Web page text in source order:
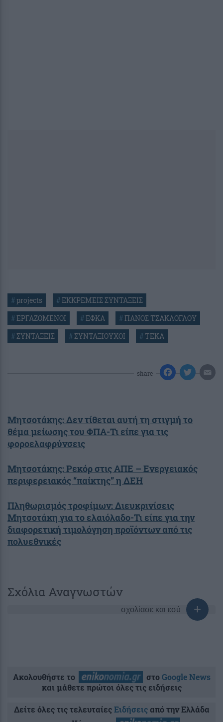
#projects #ΕΚΚΡΕΜΕΙΣ ΣΥΝΤΑΞΕΙΣ
#ΕΡΓΑΖΟΜΕΝΟΙ #ΕΦΚΑ #ΠΑΝΟΣ ΤΣΑΚΛΟΓΛΟΥ
#ΣΥΝΤΑΞΕΙΣ #ΣΥΝΤΑΞΙΟΥΧΟΙ # ΤΕΚΑ
share
Μητσοτάκης: Δεν τίθεται αυτή τη στιγμή το
θέμα μείωσης του ΦΠΑ-Τι είπε για τις
φοροελαφρύνσεις
Μητσοτάκης: Ρεκόρ στις ΑΠΕ – Ενεργειακός
περιφερειακός “παίκτης” η ΔΕΗ
Πληθωρισμός τροφίμων: Διευκρινίσεις
Mητσοτάκη για το ελαιόλαδο-Τι είπε για την
διαφορετική τιμολόγηση προϊόντων από τις
πολυεθνικές
Σχόλια Αναγνωστών
σχολίασε και εσύ
Ακολουθήστε το στοGoogle News
και μάθετε πρώτοι όλες τις ειδήσεις
Δείτε όλες τις τελευταίεςΕιδήσειςαπό την Ελλάδα